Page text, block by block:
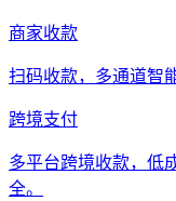
商家收款
扫码收款，多通道智
跨境支付
多平台跨境收款，低
全。